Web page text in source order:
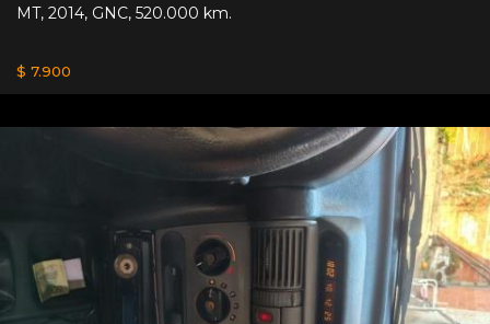
MT, 2014, GNC, 520.000 km.
$ 7.900